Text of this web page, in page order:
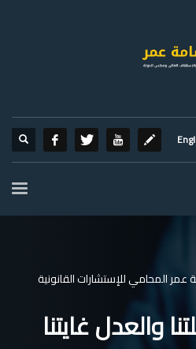
المحامي للإستشارات القانونية
والعدل غايتنا